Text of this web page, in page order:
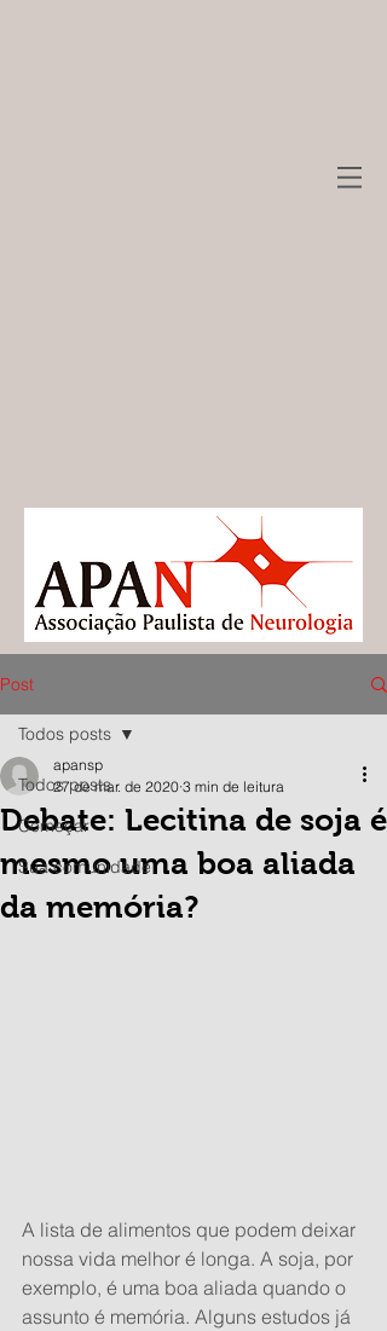
Post
Todos posts
Começar
Sua comunidade
Todos posts
Debate: Lecitina de soja é
mesmo uma boa aliada
da memória?
apansp
27 de mar. de 2020 3 min de leitura
A lista de alimentos que podem deixar
nossa vida melhor é longa. A soja, por
exemplo, é uma boa aliada quando o
assunto é memória. Alguns estudos já